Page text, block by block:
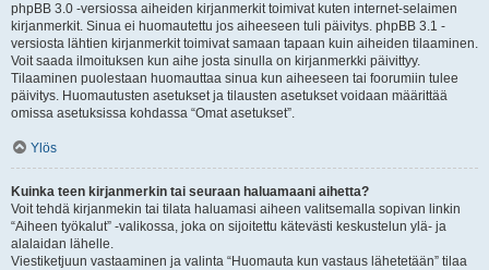
phpBB 3.0 -versiossa aiheiden kirjanmerkit toimivat kuten internet-selaimen
kirjanmerkit. Sinua ei huomautettu jos aiheeseen tuli päivitys. phpBB 3.1 -
versiosta lähtien kirjanmerkit toimivat samaan tapaan kuin aiheiden tilaaminen.
Voit saada ilmoituksen kun aihe josta sinulla on kirjanmerkki päivittyy.
Tilaaminen puolestaan huomauttaa sinua kun aiheeseen tai foorumiin tulee
päivitys. Huomautusten asetukset ja tilausten asetukset voidaan määrittää
omissa asetuksissa kohdassa “Omat asetukset”.
Ylös
Kuinka teen kirjanmerkin tai seuraan haluamaani aihetta?
Voit tehdä kirjanmekin tai tilata haluamasi aiheen valitsemalla sopivan linkin
“Aiheen työkalut” -valikossa, joka on sijoitettu kätevästi keskustelun ylä- ja
alalaidan lähelle.
Viestiketjuun vastaaminen ja valinta “Huomauta kun vastaus lähetetään” tilaa